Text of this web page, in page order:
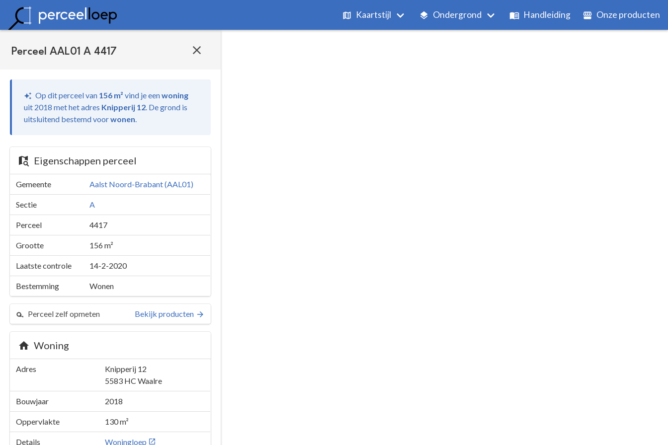
Kaartstijl Ondergrond Handleiding Onze producten
Perceel AAL01 A 4417
Op dit perceel van 156 m² vind jeeenwoning
uit 2018 met het adres Knipperij 12. De grond is
uitsluitend bestemd voorwonen.
Eigenschappen perceel
Gemeente Aalst Noord-Brabant (AAL01)
Sectie A
Perceel 4417
Grootte 156 m²
Laatste controle 14-2-2020
Bestemming Wonen
Perceel zelf opmeten Bekijk producten
Woning
Adres
Knipperij 12
5583 HC Waalre
Bouwjaar 2018
Oppervlakte 130 m²
Details Woningloep